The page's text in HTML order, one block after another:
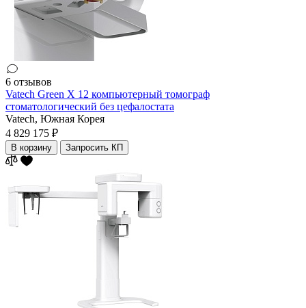
6 отзывов
Vatech Green X 12 компьютерный томограф
стоматологический без цефалостата
Vatech, Южная Корея
4 829 175 ₽
В корзину Запросить КП